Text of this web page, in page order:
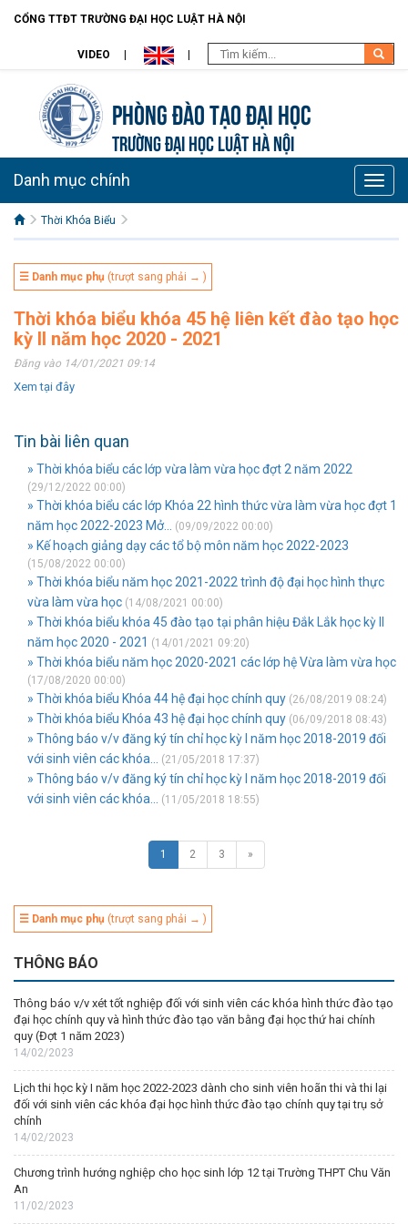
CỔNG TTĐT TRƯỜNG ĐẠI HỌC LUẬT HÀ NỘI
VIDEO
Phòng Đào Tạo đại học
TRƯỜNG ĐẠI HỌC LUẬT HÀ NỘI
Toggle
Danh mục chính
Thời Khóa Biểu
☰ Danh mục phụ (trượt sang phải → )
Thời khóa biểu khóa 45 hệ liên kết đào tạo học
kỳ II năm học 2020 - 2021
Đăng vào 14/01/2021 09:14
Xem tại đây
Tin bài liên quan
» Thời khóa biểu các lớp vừa làm vừa học đợt 2 năm 2022
(29/12/2022 00:00)
» Thời khóa biểu các lớp Khóa 22 hình thức vừa làm vừa học đợt 1
năm học 2022-2023 Mở...
(09/09/2022 00:00)
» Kế hoạch giảng dạy các tổ bộ môn năm học 2022-2023
(15/08/2022 00:00)
» Thời khóa biểu năm học 2021-2022 trình độ đại học hình thực
vừa làm vừa học (14/08/2021 00:00)
» Thời khóa biểu khóa 45 đào tạo tại phân hiệu Đắk Lắk học kỳ II
năm học 2020 - 2021 (14/01/2021 09:20)
» Thời khóa biểu năm học 2020-2021 các lớp hệ Vừa làm vừa học
(17/08/2020 00:00)
» Thời khóa biểu Khóa 44 hệ đại học chính quy (26/08/2019 08:24)
» Thời khóa biểu Khóa 43 hệ đại học chính quy (06/09/2018 08:43)
» Thông báo v/v đăng ký tín chỉ học kỳ I năm học 2018-2019 đối
với sinh viên các khóa...
(21/05/2018 17:37)
» Thông báo v/v đăng ký tín chỉ học kỳ I năm học 2018-2019 đối
với sinh viên các khóa...
(11/05/2018 18:55)
1 2 3 »
☰ Danh mục phụ (trượt sang phải → )
THÔNG BÁO
Thông báo v/v xét tốt nghiệp đối với sinh viên các khóa hình thức đào tạo
đại học chính quy và hình thức đào tạo văn bằng đại học thứ hai chính
quy (Đợt 1 năm 2023)
14/02/2023
Lịch thi học kỳ I năm học 2022-2023 dành cho sinh viên hoãn thi và thi lại
đối với sinh viên các khóa đại học hình thức đào tạo chính quy tại trụ sở
chính
14/02/2023
Chương trình hướng nghiệp cho học sinh lớp 12 tại Trường THPT Chu Văn
An
11/02/2023